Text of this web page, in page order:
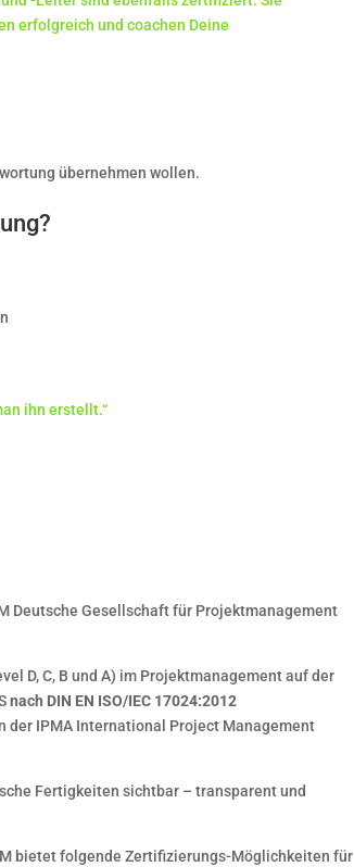
erfolgreich und coachen Deine
übernehmen wollen.
ihn erstellt.“
Deutsche Gesellschaft für Projektmanagement
D, C, B und A) im Projektmanagement auf der
nach DIN EN ISO/IEC 17024:2012
der IPMA International Project Management
Fertigkeiten sichtbar – transparent und
bietet folgende Zertifizierungs-Möglichkeiten für